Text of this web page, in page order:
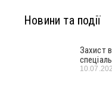
Новини та події
Захист